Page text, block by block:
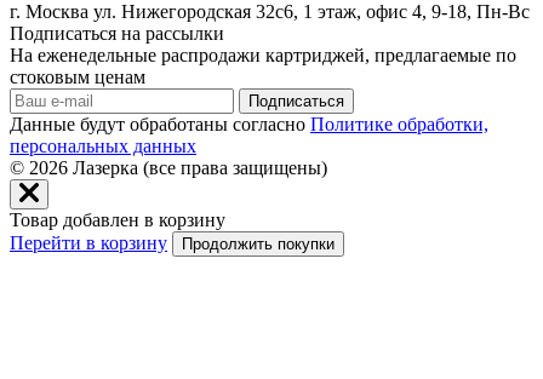
г. Москва ул. Нижегородская 32с6, 1 этаж, офис 4, 9-18, Пн-Вс
Подписаться на рассылки
На еженедельные распродажи картриджей, предлагаемые по
стоковым ценам
Подписаться
Данные будут обработаны согласно Политике обработки,
персональных данных
© 2026 Лазерка (все права защищены)
Товар добавлен в корзину
Перейти в корзину
Продолжить покупки